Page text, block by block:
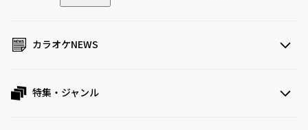
カラオケNEWS
特集・ジャンル